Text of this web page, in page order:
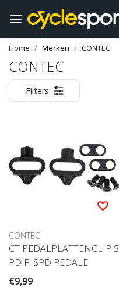
Home Merken CONTEC
CONTEC
Filters
CONTEC
CT PEDALPLATTENCLIP S
PD F. SPD PEDALE
€9,99